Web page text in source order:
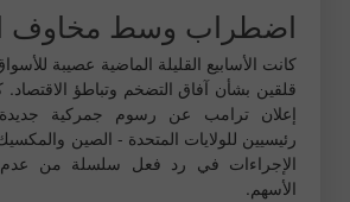
اضطراب وسط مخاوف
كانت الأسابيع القليلة الماضية عصيبة
قلقين بشأن آفاق التضخم وتباطؤ
إعلان ترامب عن رسوم جمركية
رئيسيين للولايات المتحدة - الصين
الإجراءات في رد فعل سلسلة من
الأسهم.